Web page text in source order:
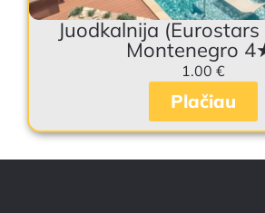
Juodkalnija
Montenegro
1.00 €
Plačiau